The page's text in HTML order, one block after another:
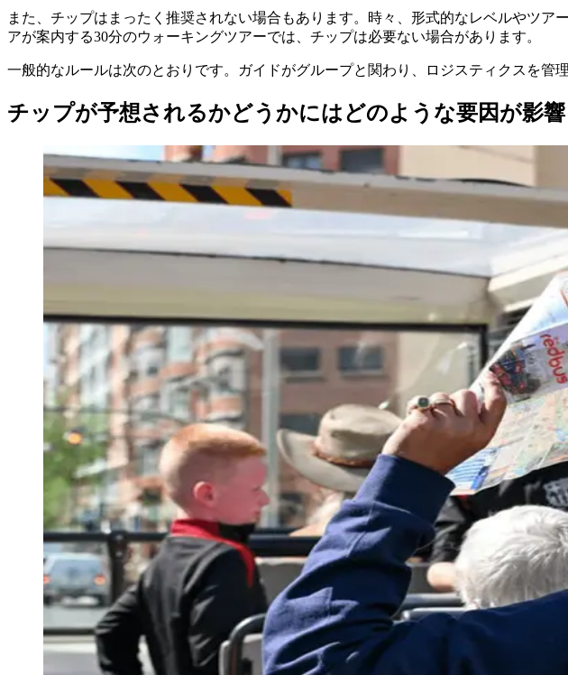
また、チップはまったく推奨されない場合もあります。時々、形式的なレベルやツ
アが案内する30分のウォーキングツアーでは、チップは必要ない場合があります。
一般的なルールは次のとおりです。ガイドがグループと関わり、ロジスティクスを管
チップが予想されるかどうかにはどのような要因が影